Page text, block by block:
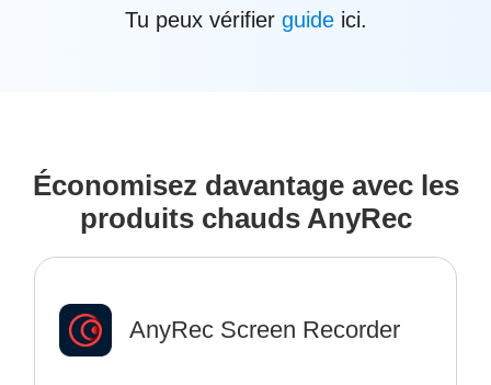
Tu peux vérifier guideici.
Économisez davantage avec les
produits chauds AnyRec
AnyRec Screen Recorder